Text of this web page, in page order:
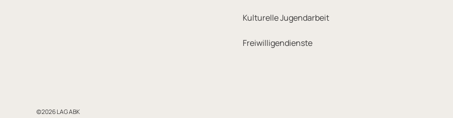
Kulturelle Jugendarbeit
Freiwilligendienste
©2026 LAG ABK